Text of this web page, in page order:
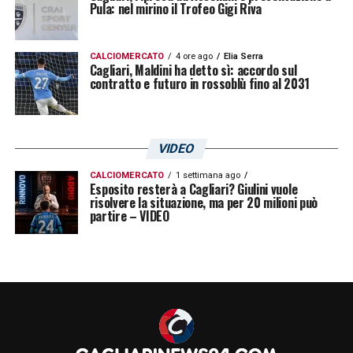
Pula: nel mirino il Trofeo Gigi Riva
CALCIOMERCATO 4 ore ago Elia Serra
Cagliari, Maldini ha detto sì: accordo sul
contratto e futuro in rossoblù fino al 2031
VIDEO
CALCIOMERCATO 1 settimana ago
Esposito resterà a Cagliari? Giulini vuole
risolvere la situazione, ma per 20 milioni può
partire – VIDEO